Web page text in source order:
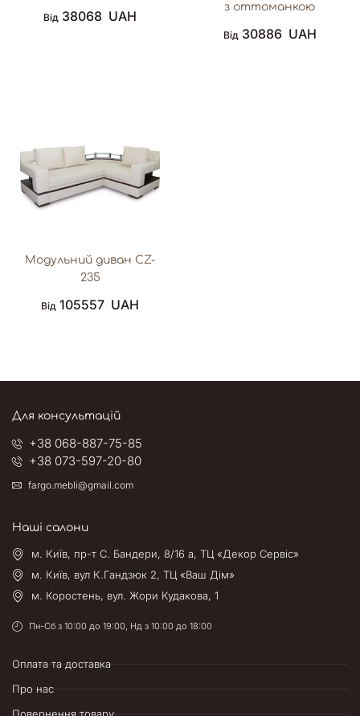
Від 38068 UAH
з оттоманкою
Від 30886 UAH
Модульний диван CZ-
235
Від 105557 UAH
Для консультацій
+38 068-887-75-85
+38 073-597-20-80
fargo.mebli@gmail.com
Наші салони
м. Київ, пр-т С. Бандери, 8/16 а, ТЦ «Декор Сервіс»
м. Київ, вул К.Гандзюк 2, ТЦ «Ваш Дім»
м. Коростень, вул. Жори Кудакова, 1
Пн-Сб з 10:00 до 19:00, Нд з 10:00 до 18:00
Оплата та доставка
Про нас